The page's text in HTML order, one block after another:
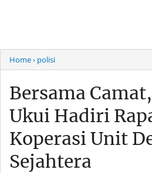
Home› polisi
Bersama
Ukui Hadiri
Koperasi Unit
Sejahtera